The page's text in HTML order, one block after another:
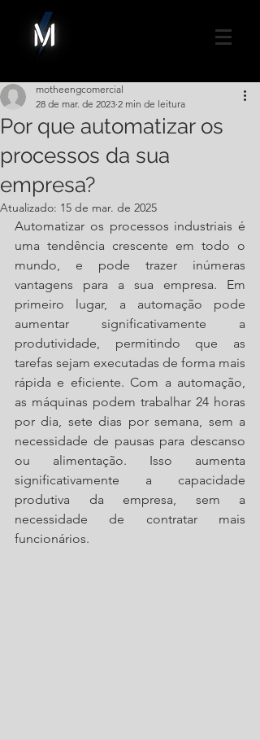
Por que automatizar os
processos da sua
empresa?
motheengcomercial
28 de mar. de 2023 2 min de leitura
Atualizado: 15 de mar. de 2025
Automatizar os processos industriais é
uma tendência crescente em todo o
mundo, e pode trazer inúmeras
vantagens para a sua empresa. Em
primeiro lugar, a automação pode
aumentar significativamente a
produtividade, permitindo que as
tarefas sejam executadas de forma mais
rápida e eficiente. Com a automação,
as máquinas podem trabalhar 24 horas
por dia, sete dias por semana, sem a
necessidade de pausas para descanso
ou alimentação. Isso aumenta
significativamente a capacidade
produtiva da empresa, sem a
necessidade de contratar mais
funcionários.